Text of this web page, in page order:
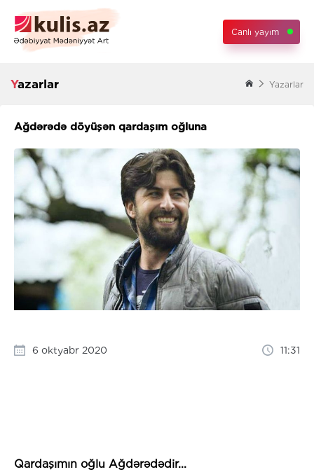
Canlı yayım
Yazarlar Yazarlar
Ağdərədə döyüşən qardaşım oğluna
6 oktyabr 2020 11:31
Qardaşımın oğlu Ağdərədədir...